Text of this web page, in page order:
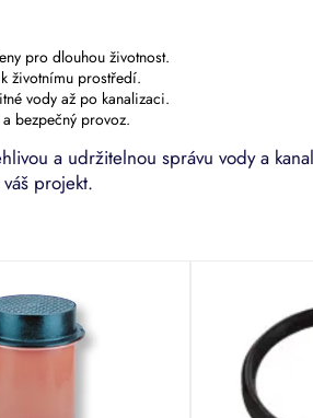
pro dlouhou životnost.
životnímu prostředí.
vody až po kanalizaci.
bezpečný provoz.
a udržitelnou správu vody a
projekt.